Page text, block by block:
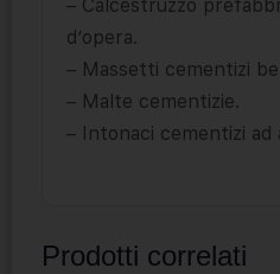
– Calcestruzzo
d’opera.
– Massetti cementizi
– Malte cementizie.
– Intonaci cementizi ad
Prodotti correlati